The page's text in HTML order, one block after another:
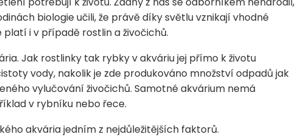
biologie učili, že právě díky světlu vznikají vhodné
i v případě rostlin a živočichů.
Jak rostlinky tak rybky v akváriu jej přímo k životu
vody, nakolik je zde produkováno množství odpadů jak
vylučování živočichů. Samotné akvárium nemá
v rybníku nebo řece.
akvária jedním z nejdůležitějších faktorů.